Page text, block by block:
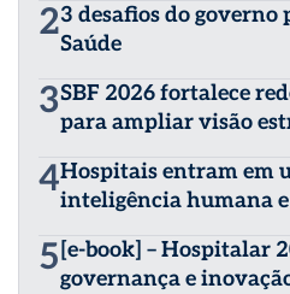
23 desafios do governo
Saúde
3SBF 2026 fortalece
para ampliar visão
4Hospitais entram em
inteligência humana
5 [e-book] – Hospitalar
governança e